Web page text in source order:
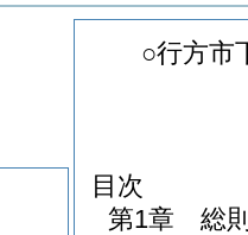
○行方市
目次
第1章
総